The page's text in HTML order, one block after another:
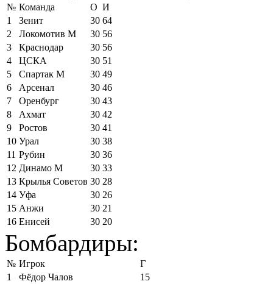
№ Команда О И
1
Зенит 30 64
2
Локомотив М 30 56
3
Краснодар 30 56
4
ЦСКА 30 51
5
Спартак М 30 49
6
Арсенал 30 46
7
Оренбург 30 43
8
Ахмат 30 42
9
Ростов 30 41
10 Урал 30 38
11 Рубин 30 36
12 Динамо М 30 33
13 Крылья Советов 30 28
14 Уфа 30 26
15 Анжи 30 21
16 Енисей 30 20
Бомбардиры:
№ Игрок
Г
1
Фёдор Чалов
15